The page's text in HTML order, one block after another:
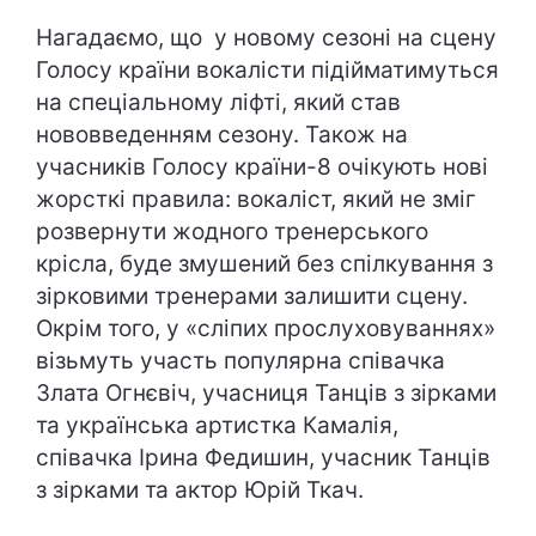
Нагадаємо, що у новому сезоні на сцену
Голосу країни вокалісти підійматимуться
на спеціальному ліфті, який став
нововведенням сезону. Також на
учасників Голосу країни-8 очікують нові
жорсткі правила: вокаліст, який не зміг
розвернути жодного тренерського
крісла, буде змушений без спілкування з
зірковими тренерами залишити сцену.
Окрім того, у «сліпих прослуховуваннях»
візьмуть участь популярна співачка
Злата Огнєвіч, учасниця Танців з зірками
та українська артистка Камалія,
співачка Ірина Федишин, учасник Танців
з зірками та актор Юрій Ткач.